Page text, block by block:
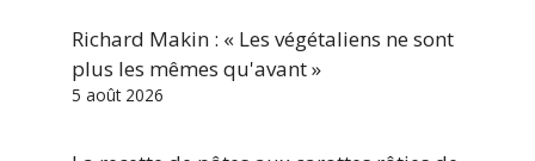
Richard Makin : « Les végétaliens ne sont
plus les mêmes qu'avant »
5 août 2026